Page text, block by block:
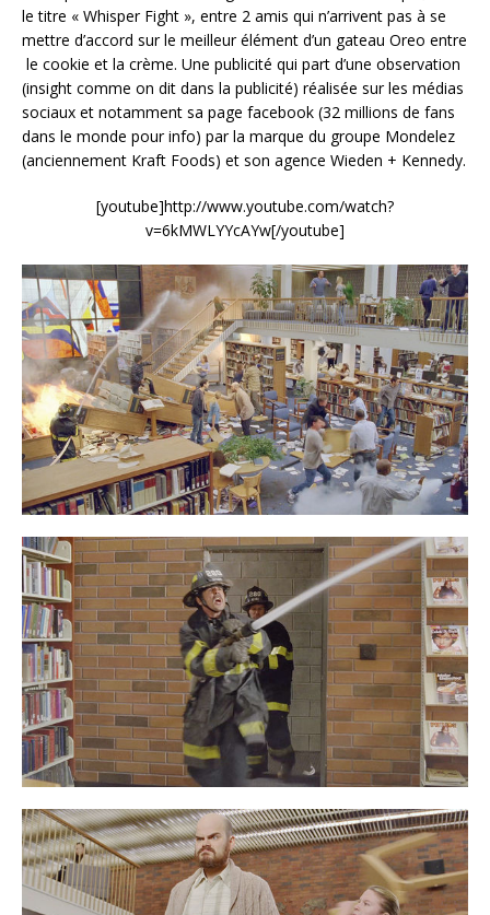
le titre « Whisper Fight », entre 2 amis qui n’arrivent pas à se
mettre d’accord sur le meilleur élément d’un gateau Oreo entre
le cookie et la crème. Une publicité qui part d’une observation
(insight comme on dit dans la publicité) réalisée sur les médias
sociaux et notamment sa page facebook (32 millions de fans
dans le monde pour info) par la marque du groupe Mondelez
(anciennement Kraft Foods) et son agence Wieden + Kennedy.
[youtube]http://www.youtube.com/watch?
v=6kMWLYYcAYw[/youtube]